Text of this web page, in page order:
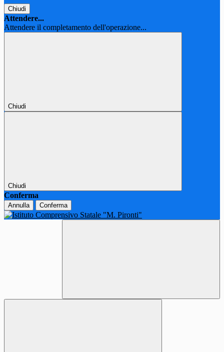
Chiudi
Attendere...
Attendere il completamento dell'operazione...
Chiudi
Chiudi
Conferma
Annulla Conferma